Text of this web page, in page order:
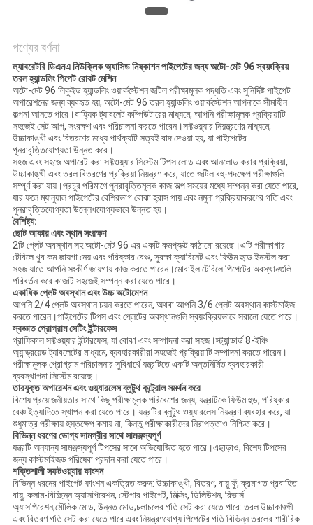
পণ্যের বর্ণনা
ল্যাবরেটরি ডিএনএ নিউক্লিক অ্যাসিড নিষ্কাশন পাইপেটের জন্য অটো-মেট 96 স্বয়ংক্রিয়
তরল হ্যান্ডলিং পিপেট রোবট মেশিন
অটো-মেট 96 লিকুইড হ্যান্ডলিং ওয়ার্কস্টেশন জটিল পরীক্ষামূলক পদ্ধতি এবং সুনির্দিষ্ট পাইপেট
অপারেশনের জন্য ব্যবহৃত হয়, অটো-মেট 96 তরল হ্যান্ডলিং ওয়ার্কস্টেশন আপনাকে সীমাহীন
কল্পনা আনতে পারে।বাহ্যিক ট্যাবলেট কম্পিউটারের মাধ্যমে, আপনি পরীক্ষামূলক প্রক্রিয়াটি
সহজেই সেট আপ, সংরক্ষণ এবং পরিচালনা করতে পারেন।সফ্টওয়্যার নিয়ন্ত্রণের মাধ্যমে,
উচ্চাকাঙ্খী এবং বিতরণের মধ্যে পার্থক্যটি সত্যই বাদ দেওয়া হয়, যা পাইপেটের
পুনরাবৃত্তিযোগ্যতা উন্নত করে।
সহজ এবং সহজে অপারেট করা সফ্টওয়্যার সিস্টেম টিপস লোড এবং আনলোড করার প্রক্রিয়া,
উচ্চাকাঙ্খী এবং তরল বিতরণের প্রক্রিয়া নিয়ন্ত্রণ করে, যাতে জটিল বহু-পদক্ষেপ পরীক্ষাগুলি
সম্পূর্ণ করা যায়।প্রচুর পরিমাণে পুনরাবৃত্তিমূলক কাজ অল্প সময়ের মধ্যে সম্পন্ন করা যেতে পারে,
যার ফলে ম্যানুয়াল পাইপেটের বেশিরভাগ বোঝা হ্রাস পায় এবং নমুনা প্রক্রিয়াকরণের গতি এবং
পুনরাবৃত্তিযোগ্যতা উল্লেখযোগ্যভাবে উন্নত হয়।
বৈশিষ্ট্য:
ছোট আকার এবং স্থান সংরক্ষণ
2টি প্লেট অবস্থান সহ অটো-মেট 96 এর একটি কমপ্যাক্ট কাঠামো রয়েছে।এটি পরীক্ষাগার
টেবিলে খুব কম জায়গা নেয় এবং পরিষ্কার বেঞ্চ, সুরক্ষা ক্যাবিনেট এবং ফিউম হুডে ইনস্টল করা
সহজ যাতে আপনি সংকীর্ণ জায়গায় কাজ করতে পারেন।মোবাইল টেবিলে পিপেটের অবস্থানগুলি
পরিবর্তন করে কাজটি সহজেই সম্পন্ন করা যেতে পারে।
একাধিক প্লেট অবস্থান এবং উচ্চ অটোমেশন
আপনি 2/4 প্লেট অবস্থান চয়ন করতে পারেন, অথবা আপনি 3/6 প্লেট অবস্থান কাস্টমাইজ
করতে পারেন।পাইপেটের টিপস এবং প্লেটের অবস্থানগুলি স্বয়ংক্রিয়ভাবে সরানো যেতে পারে।
স্বজ্ঞাত প্রোগ্রাম সেটিং ইন্টারফেস
গ্রাফিকাল সফ্টওয়্যার ইন্টারফেস, যা বোঝা এবং সম্পাদনা করা সহজ।স্ট্যান্ডার্ড 8-ইঞ্চি
অ্যান্ড্রয়েড ট্যাবলেটের মাধ্যমে, ব্যবহারকারীরা সহজেই প্রক্রিয়াটি সম্পাদনা করতে পারেন।
পরীক্ষামূলক প্রোগ্রাম পরিচালনার সুবিধার্থে যন্ত্রটিতে একটি অন্তর্নির্মিত ব্যবহারকারী
ব্যবস্থাপনা সিস্টেম রয়েছে।
তারযুক্ত অপারেশন এবং ওয়্যারলেস ব্লুটুথ কন্ট্রোল সমর্থন করে
বিশেষ প্রয়োজনীয়তার সাথে কিছু পরীক্ষামূলক পরিবেশের জন্য, যন্ত্রটিকে ফিউম হুড, পরিষ্কার
বেঞ্চ ইত্যাদিতে স্থাপন করা যেতে পারে। যন্ত্রটির ব্লুটুথ ওয়্যারলেস নিয়ন্ত্রণ ব্যবহার করে, যা
শুধুমাত্র পরীক্ষায় হস্তক্ষেপ কমায় না, কিন্তু পরীক্ষাকারীদের নিরাপত্তাও নিশ্চিত করে।
বিভিন্ন ধরণের ভোগ্য সামগ্রীর সাথে সামঞ্জস্যপূর্ণ
যন্ত্রটি অন্যান্য সামঞ্জস্যপূর্ণ টিপসের সাথে অভিযোজিত হতে পারে।এছাড়াও, বিশেষ টিপসের
জন্য কাস্টমাইজড পরিষেবা প্রদান করা যেতে পারে।
শক্তিশালী সফটওয়্যার ফাংশন
বিভিন্ন ধরনের পাইপেট ফাংশন একত্রিত করুন: উচ্চাকাঙ্খী, বিতরণ, বায়ু ফুঁ, ক্রমাগত প্রবাহিত
বায়ু, কলাম-বিচ্ছিন্ন অ্যাসপিরেশন, স্টেপার পাইপেট, মিক্সিং, ডিলিউশন, রিভার্স
অ্যাসপিরেশন;মৌলিক মোড, উন্নত মোড;চলাচলের গতি সেট করা যেতে পারে: তরল উচ্চাকাঙ্ক্ষী
এবং বিতরণ গতি সেট করা যেতে পারে এবং নিয়ন্ত্রণযোগ্য পিপেটের গতি বিভিন্ন তরলের শারীরিক